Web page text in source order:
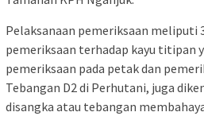
Pelaksanaan pemeriksaan meliputi
pemeriksaan terhadap kayu titipan
pemeriksaan pada petak dan
Tebangan D2 di Perhutani, juga
disangka atau tebangan